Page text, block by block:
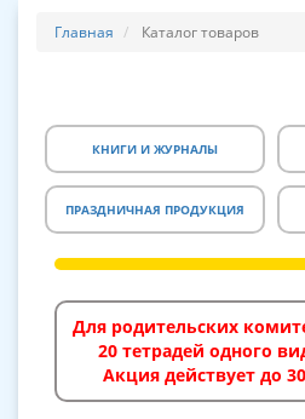
Главная Каталог товаров
КНИГИ И ЖУРНАЛЫ
ПРАЗДНИЧНАЯ ПРОДУКЦИЯ
Для родительских
20 тетрадей одного
Акция действует до